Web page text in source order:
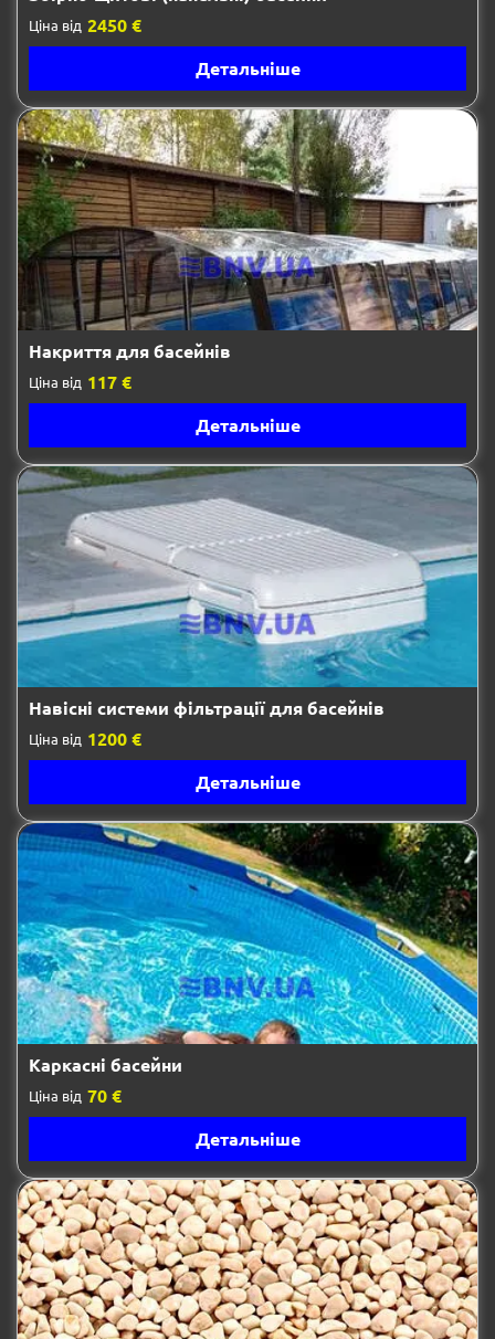
Ціна від 2450 €
Детальніше
Накриття для басейнів
Ціна від 117 €
Детальніше
Навісні системи фільтрації для басейнів
Ціна від 1200 €
Детальніше
Каркасні басейни
Ціна від 70 €
Детальніше